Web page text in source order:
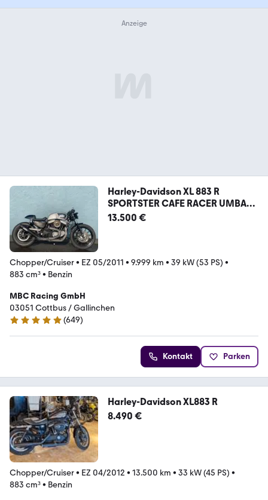
Harley-Davidson XL 883 R
SPORTSTER CAFE RACER UMBAU
*UNIKAT*
13.500 €
Chopper/Cruiser• EZ 05/2011 • 9.999 km • 39 kW (53 PS) •
883 cm³• Benzin
MBC Racing GmbH
03051 Cottbus / Gallinchen
4.8 Sterne
(649)
Kontakt Parken
Harley-Davidson XL883 R
8.490 €
Chopper/Cruiser• EZ 04/2012 • 13.500 km • 33 kW (45 PS) •
883 cm³• Benzin